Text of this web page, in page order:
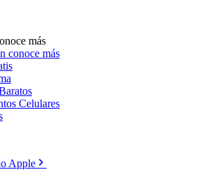
más
conoce más
Celulares
Apple